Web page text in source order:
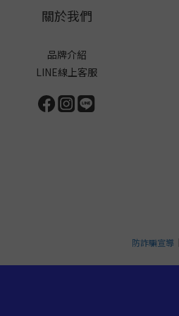
關於我們
品牌介紹
LINE線上客服
防詐騙宣導